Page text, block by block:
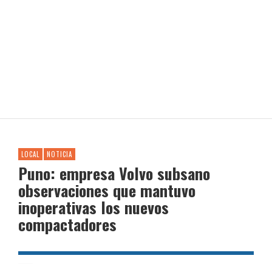
LOCAL NOTICIA
Puno: empresa Volvo subsano
observaciones que mantuvo
inoperativas los nuevos
compactadores